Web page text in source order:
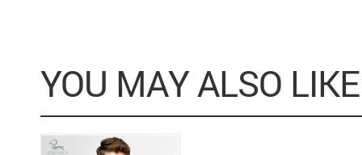
YOU MAY ALSO LIKE